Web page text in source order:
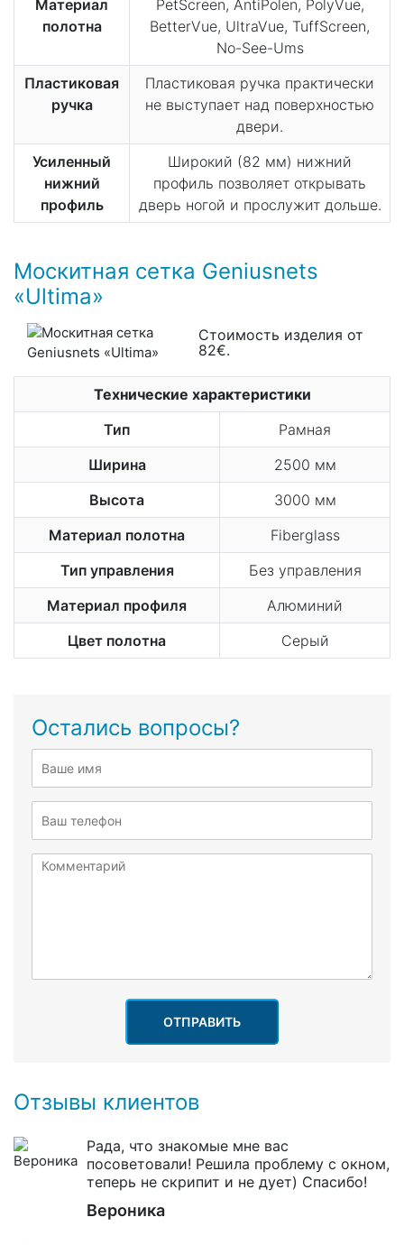
Материал
полотна
PetScreen, AntiPolen, PolyVue,
BetterVue, UltraVue, TuffScreen,
No-See-Ums
Пластиковая
ручка
Пластиковая ручка практически
не выступает над поверхностью
двери.
Усиленный
нижний
профиль
Широкий (82 мм) нижний
профиль позволяет открывать
дверь ногой и прослужит дольше.
Москитная сетка Geniusnets
«Ultima»
Стоимость изделия от
82€.
Технические характеристики
Тип
Рамная
Ширина
2500 мм
Высота
3000 мм
Материал полотна
Fiberglass
Тип управления
Без управления
Материал профиля
Алюминий
Цвет полотна
Серый
Остались вопросы?
ОТПРАВИТЬ
Отзывы клиентов
Рада, что знакомые мне вас
посоветовали! Решила проблему с окном,
теперь не скрипит и не дует) Спасибо!
Вероника